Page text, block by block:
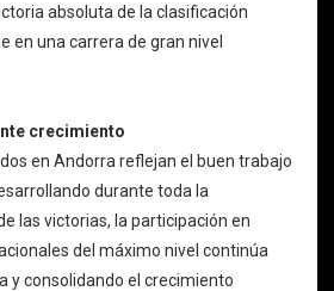
absoluta de la clasificación
en una carrera de gran nivel
crecimiento
en Andorra reflejan el buen trabajo
durante toda la
las victorias, la participación en
del máximo nivel continúa
y consolidando el crecimiento